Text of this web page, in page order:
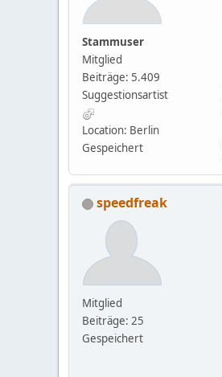
Stammuser
Mitglied
Beiträge: 5.409
Suggestionsartist
Location: Berlin
Gespeichert
speedfreak
Mitglied
Beiträge: 25
Gespeichert